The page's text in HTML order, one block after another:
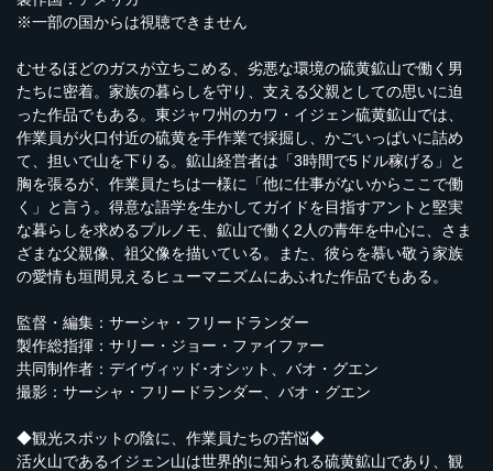
※一部の国からは視聴できません
むせるほどのガスが立ちこめる、劣悪な環境の硫黄鉱山で働く男
たちに密着。家族の暮らしを守り、支える父親としての思いに迫
った作品でもある。東ジャワ州のカワ・イジェン硫黄鉱山では、
作業員が火口付近の硫黄を手作業で採掘し、かごいっぱいに詰め
て、担いで山を下りる。鉱山経営者は「3時間で5ドル稼げる」と
胸を張るが、作業員たちは一様に「他に仕事がないからここで働
く」と言う。得意な語学を生かしてガイドを目指すアントと堅実
な暮らしを求めるプルノモ、鉱山で働く2人の青年を中心に、さま
ざまな父親像、祖父像を描いている。また、彼らを慕い敬う家族
の愛情も垣間見えるヒューマニズムにあふれた作品でもある。
監督・編集：サーシャ・フリードランダー
製作総指揮：サリー・ジョー・ファイファー
共同制作者：デイヴィッド･オシット、バオ・グエン
撮影：サーシャ・フリードランダー、バオ・グエン
◆観光スポットの陰に、作業員たちの苦悩◆
活火山であるイジェン山は世界的に知られる硫黄鉱山であり、観